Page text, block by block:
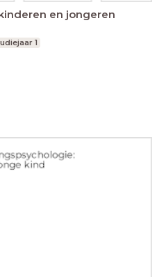
met kinderen en jongeren
1